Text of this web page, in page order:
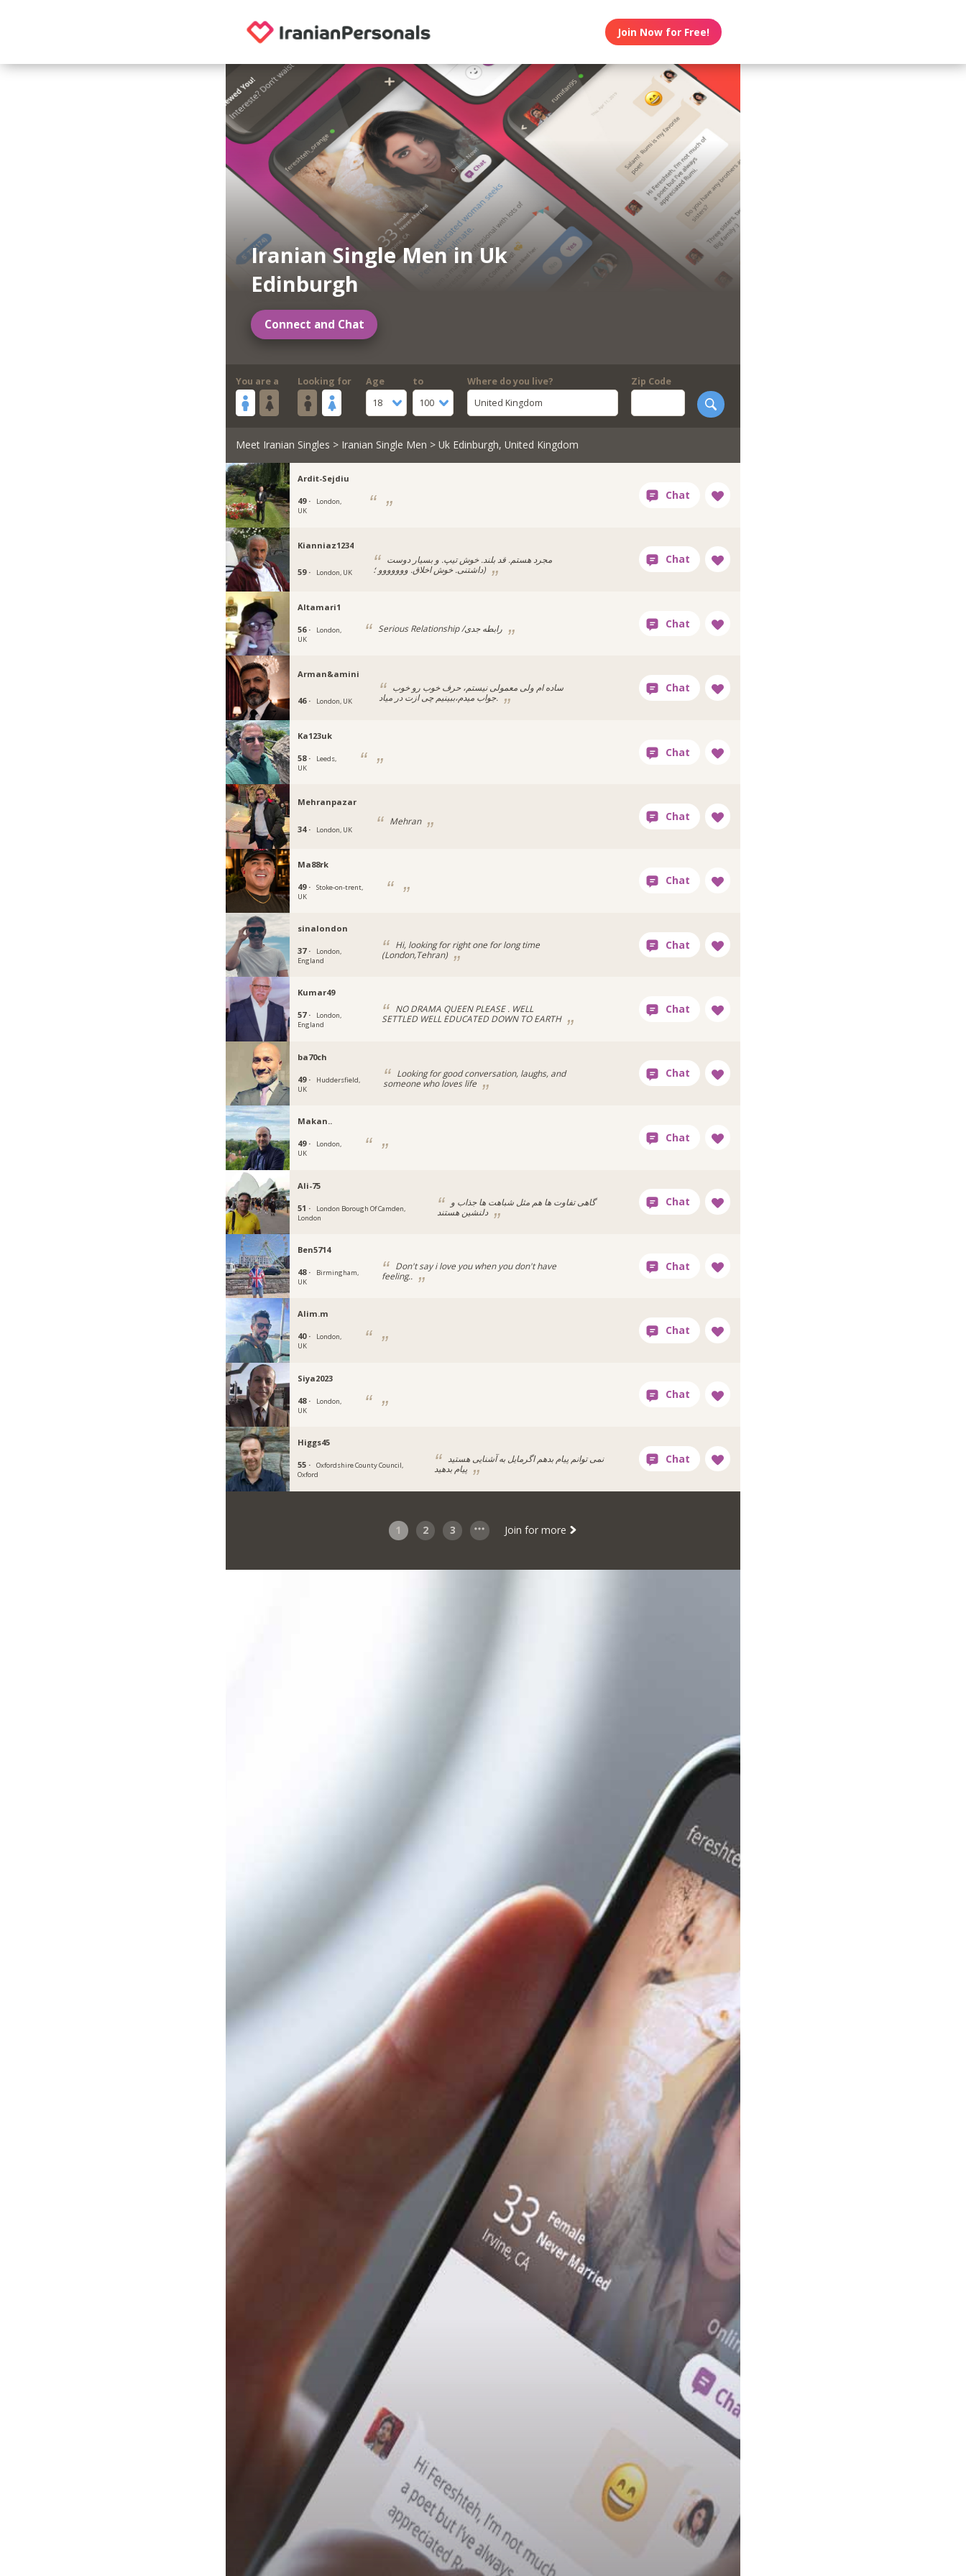
Join Now for Free!
Iranian Single Men in Uk
Edinburgh
Connect and Chat
You are a Looking for
Age
18
to
100
Where do you live?
United Kingdom
Zip Code
Meet Iranian Singles > Iranian Single Men > Uk Edinburgh, United Kingdom
Ardit-Sejdiu
49 ·
London,
UK
Kianniaz1234
59 · London, UK
داشتنی. خوش اخلاق. ووووووو ؛)
Altamari1
56 ·
London,
UK
Serious Relationship /رابطه جدی
Arman&amini
46 · London, UK
جواب میدم،ببینیم چی ازت در میاد.
Ka123uk
58 ·
Leeds,
UK
Mehranpazar
34 · London, UK
Mehran
Ma88rk
49 ·
Stoke-on-trent,
UK
sinalondon
37 ·
London,
England
Hi, looking for right one for long time
(London,Tehran)
Kumar49
57 ·
London,
England
NO DRAMA QUEEN PLEASE . WELL
SETTLED WELL EDUCATED DOWN TO EARTH
ba70ch
49 ·
Huddersfield,
UK
Looking for good conversation, laughs, and
someone who loves life
Makan..
49 ·
London,
UK
Ali-75
51 ·
London Borough Of Camden,
London
دلنشین هستند
Ben5714
48 ·
Birmingham,
UK
Don't say i love you when you don't have
feeling..
Alim.m
40 ·
London,
UK
Siya2023
48 ·
London,
UK
Higgs45
55 ·
Oxfordshire County Council,
Oxford
پیام بدهید
1 2 3 Join for more